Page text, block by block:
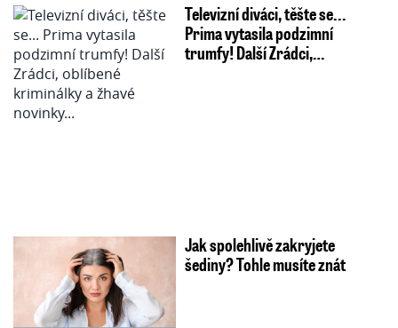
Televizní diváci, těšte se...
Prima vytasila podzimní
trumfy! Další Zrádci,…
Jak spolehlivě zakryjete
šediny? Tohle musíte znát